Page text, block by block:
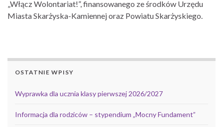
„Włącz Wolontariat!”, finansowanego ze środków Urzędu
Miasta Skarżyska-Kamiennej oraz Powiatu Skarżyskiego.
OSTATNIE WPISY
Wyprawka dla ucznia klasy pierwszej 2026/2027
Informacja dla rodziców – stypendium „Mocny Fundament”